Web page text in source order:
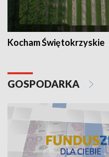
Kocham Świętokrzyskie
GOSPODARKA